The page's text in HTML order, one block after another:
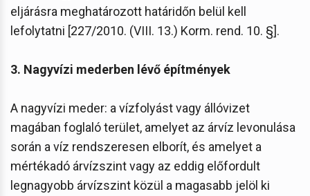
eljárásra meghatározott határidőn belül kell
lefolytatni [227/2010. (VIII. 13.) Korm. rend. 10. §].
3. Nagyvízi mederben lévő építmények
A nagyvízi meder: a vízfolyást vagy állóvizet
magában foglaló terület, amelyet az árvíz levonulása
során a víz rendszeresen elborít, és amelyet a
mértékadó árvízszint vagy az eddig előfordult
legnagyobb árvízszint közül a magasabb jelöl ki